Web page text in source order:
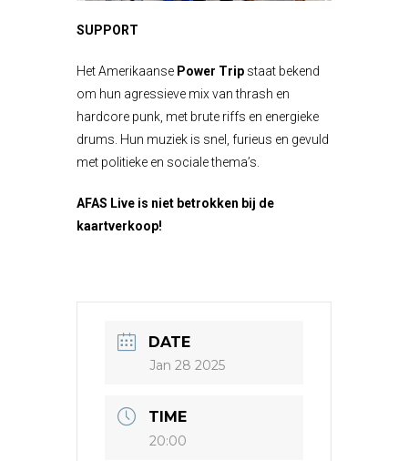
SUPPORT
Het Amerikaanse Power Trip staat bekend
om hun agressieve mix van thrash en
hardcore punk, met brute riffs en energieke
drums. Hun muziek is snel, furieus en gevuld
met politieke en sociale thema’s.
AFAS Live is niet betrokken bij de
kaartverkoop!
DATE
Jan 28 2025
TIME
20:00